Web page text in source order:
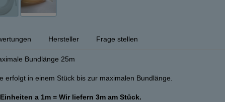
Hersteller Frage stellen
Bundlänge 25m
erfolgt in einem Stück bis zur maximalen Bundlänge.
a 1m = Wir liefern 3m am Stück.